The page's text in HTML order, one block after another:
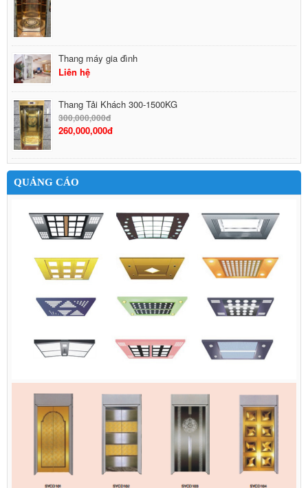
Thang máy gia đình
Liên hệ
Thang Tải Khách 300-1500KG
300,000,000đ
260,000,000đ
QUẢNG CÁO